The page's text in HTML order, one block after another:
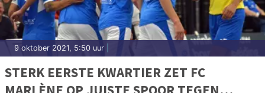
9 oktober 2021, 5:50 uur
STERK EERSTE KWARTIER ZET FC
MARLÈNE OP JUISTE SPOOR TEGEN